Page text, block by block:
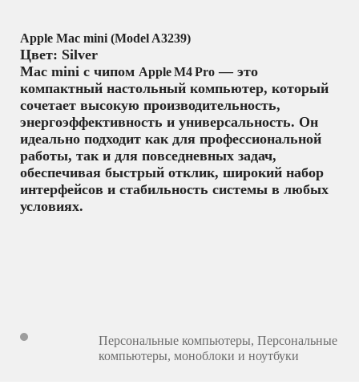
Apple Mac mini (Model A3239)
Цвет: Silver
Mac mini с чипом Apple M4 Pro — это
компактный настольный компьютер, который
сочетает высокую производительность,
энергоэффективность и универсальность. Он
идеально подходит как для профессиональной
работы, так и для повседневных задач,
обеспечивая быстрый отклик, широкий набор
интерфейсов и стабильность системы в любых
условиях.
Персональные компьютеры, Персональные
компьютеры, моноблоки и ноутбуки